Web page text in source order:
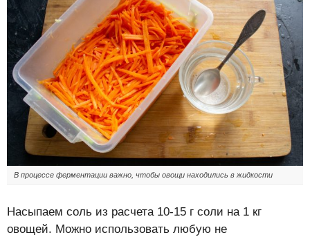
В процессе ферментации важно, чтобы овощи находились в жидкости
Насыпаем соль из расчета 10-15 г соли на 1 кг
овощей. Можно использовать любую не